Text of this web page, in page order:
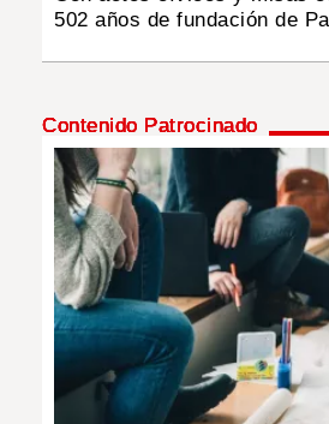
MULTIMEDIA
IMPRESO
502 años de fundación de
Contenido Patrocinado